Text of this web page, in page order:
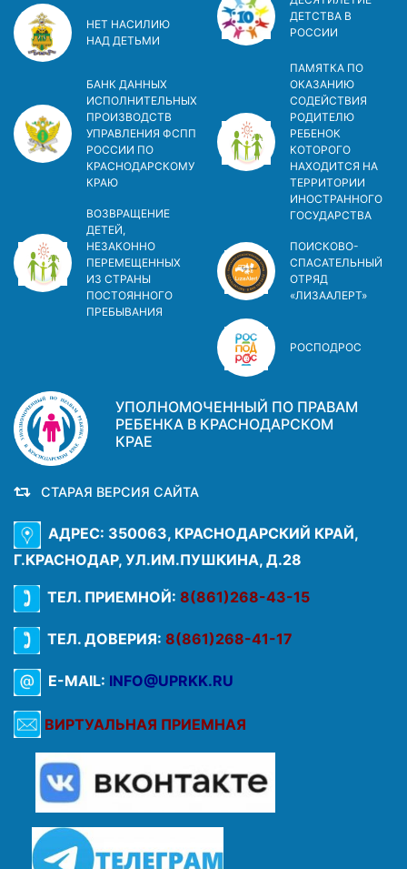
НЕТ НАСИЛИЮ
НАД ДЕТЬМИ
БАНК ДАННЫХ
ИСПОЛНИТЕЛЬНЫХ
ПРОИЗВОДСТВ
УПРАВЛЕНИЯ ФСПП
РОССИИ ПО
КРАСНОДАРСКОМУ
КРАЮ
ВОЗВРАЩЕНИЕ
ДЕТЕЙ,
НЕЗАКОННО
ПЕРЕМЕЩЕННЫХ
ИЗ СТРАНЫ
ПОСТОЯННОГО
ПРЕБЫВАНИЯ
ДЕТСТВА В
РОСCИИ
ПАМЯТКА ПО
ОКАЗАНИЮ
СОДЕЙСТВИЯ
РОДИТЕЛЮ
РЕБЕНОК
КОТОРОГО
НАХОДИТСЯ НА
ТЕРРИТОРИИ
ИНОСТРАННОГО
ГОСУДАРСТВА
ПОИСКОВО-
СПАСАТЕЛЬНЫЙ
ОТРЯД
«ЛИЗААЛЕРТ»
РОСПОДРОС
УПОЛНОМОЧЕННЫЙ ПО ПРАВАМ
РЕБЕНКА В КРАСНОДАРСКОМ
КРАЕ
СТАРАЯ ВЕРСИЯ САЙТА
АДРЕС: 350063, КРАСНОДАРСКИЙ КРАЙ,
Г.КРАСНОДАР, УЛ.ИМ.ПУШКИНА, Д.28
ТЕЛ. ПРИЕМНОЙ: 8(861)268-43-15
ТЕЛ. ДОВЕРИЯ: 8(861)268-41-17
E-MAIL: INFO@UPRKK.RU
ВИРТУАЛЬНАЯ ПРИЕМНАЯ